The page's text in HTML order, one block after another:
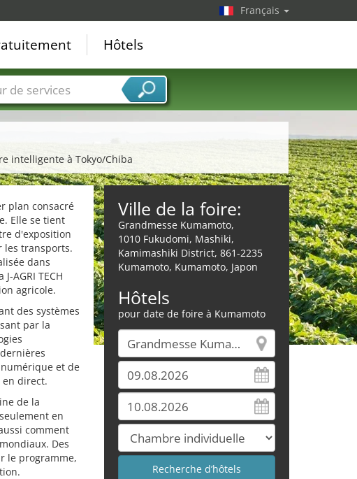
intelligente à Tokyo/Chiba
plan consacré
Elle se tient
d'exposition
les transports.
dans
AGRI TECH
agricole.
des systèmes
par la
et de
en direct.
de la
en
comment
Des
le programme,
Ville de la foire:
Grandmesse Kumamoto,
1010 Fukudomi, Mashiki,
Kamimashiki District, 861-2235
Kumamoto, Kumamoto, Japon
Hôtels
pour date de foire à Kumamoto
Français
Hôtels
de services